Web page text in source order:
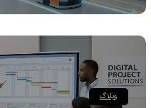
وبلاگ